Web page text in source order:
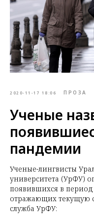
2020-11-17 18:06 ПРОЗА
Ученые
пандемии
Ученые-лингвисты
университета (УрФУ)
появившихся в
отражающих текущую
служба УрФУ: